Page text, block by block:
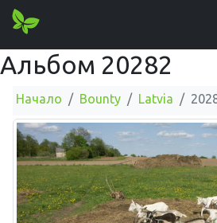
Альбом 20282
Начало Bounty Latvia